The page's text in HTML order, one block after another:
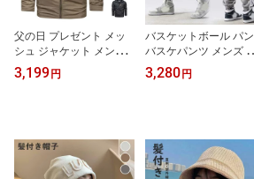
父の日 プレゼント メッ
シュ ジャケット メンズ
薄手 男性用 夏 軽量 シン
プル ジャケット バイク
出張 ゆったり 無地 人気
旦那さん お出かけ 釣り
アウトドア スポーツ 登
3,199 円
バスケットボール パ
バスケパンツ メンズ パ
ンツ ジュニア キッズ 男
の子 ロングパンツ スナ
3,280 円